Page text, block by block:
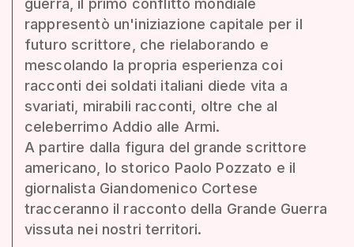
guerra, il primo conflitto mondiale
rappresentò un'iniziazione capitale per il
futuro scrittore, che rielaborando e
mescolando la propria esperienza coi
racconti dei soldati italiani diede vita a
svariati, mirabili racconti, oltre che al
celeberrimo Addio alle Armi.
A partire dalla figura del grande scrittore
americano, lo storico Paolo Pozzato e il
giornalista Giandomenico Cortese
tracceranno il racconto della Grande Guerra
vissuta nei nostri territori.